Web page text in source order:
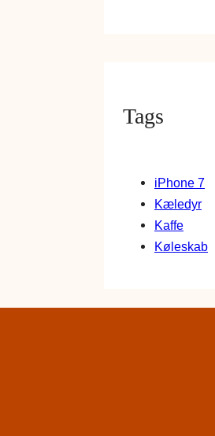
Tags
iPhone 7
Kæledyr
Kaffe
Køleskab